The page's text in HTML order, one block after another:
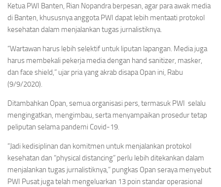
Ketua PWI Banten, Rian Nopandra berpesan, agar para awak media
di Banten, khususnya anggota PWI dapat lebih mentaati protokol
kesehatan dalam menjalankan tugas jurnalistiknya.
“Wartawan harus lebih selektif untuk liputan lapangan. Media juga
harus membekali pekerja media dengan hand sanitizer, masker,
dan face shield,” ujar pria yang akrab disapa Opan ini, Rabu
(9/9/2020).
Ditambahkan Opan, semua organisasi pers, termasuk PWI selalu
mengingatkan, mengimbau, serta menyampaikan prosedur tetap
peliputan selama pandemi Covid-19.
“Jadi kedisiplinan dan komitmen untuk menjalankan protokol
kesehatan dan “physical distancing” perlu lebih ditekankan dalam
menjalankan tugas jurnalistiknya,” pungkas Opan seraya menyebut
PWI Pusat juga telah mengeluarkan 13 poin standar operasional